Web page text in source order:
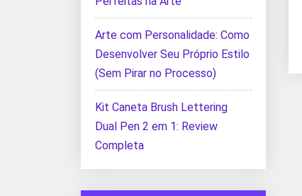
Arte com Personalidade: Como
Desenvolver Seu Próprio Estilo
(Sem Pirar no Processo)
Kit Caneta Brush Lettering
Dual Pen 2 em 1: Review
Completa